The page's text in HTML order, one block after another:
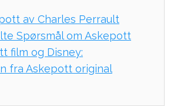
av Charles Perrault
Spørsmål om Askepott
film og Disney:
fra Askepott original